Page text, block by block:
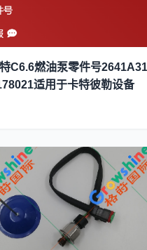
C6.6燃油泵零件号
适用于卡特彼勒设备